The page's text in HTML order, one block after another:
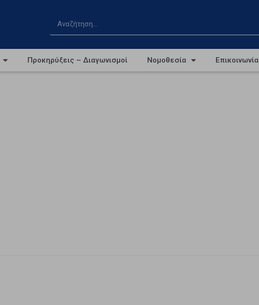
Προκηρύξεις – Διαγωνισμοί Νομοθεσία Επικοινωνία